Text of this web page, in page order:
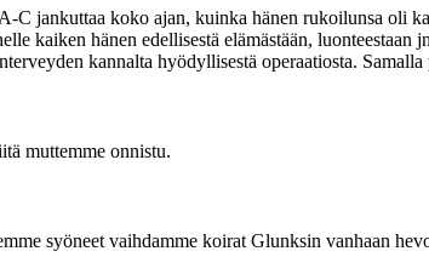
C jankuttaa koko ajan, kuinka hänen rukoilunsa oli
kaiken hänen edellisestä elämästään,
kannalta hyödyllisestä operaatiosta.
muttemme onnistu.
syöneet vaihdamme koirat Glunksin vanhaan